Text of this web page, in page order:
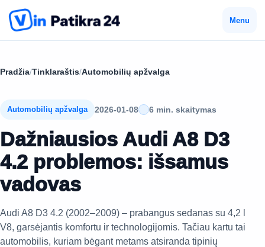
Menu
Pradžia/Tinklaraštis/Automobilių apžvalga
Automobilių apžvalga 2026-01-08 6 min. skaitymas
Dažniausios Audi A8 D3
4.2 problemos: išsamus
vadovas
Audi A8 D3 4.2 (2002–2009) – prabangus sedanas su 4,2 l
V8, garsėjantis komfortu ir technologijomis. Tačiau kartu tai
automobilis, kuriam bėgant metams atsiranda tipinių